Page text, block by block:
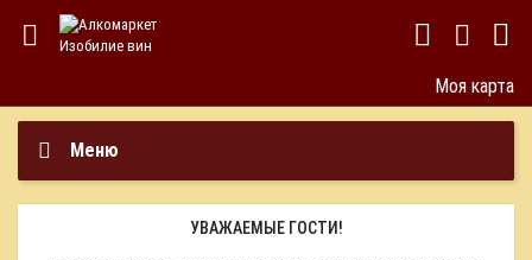
Моя карта
Меню
УВАЖАЕМЫЕ ГОСТИ!